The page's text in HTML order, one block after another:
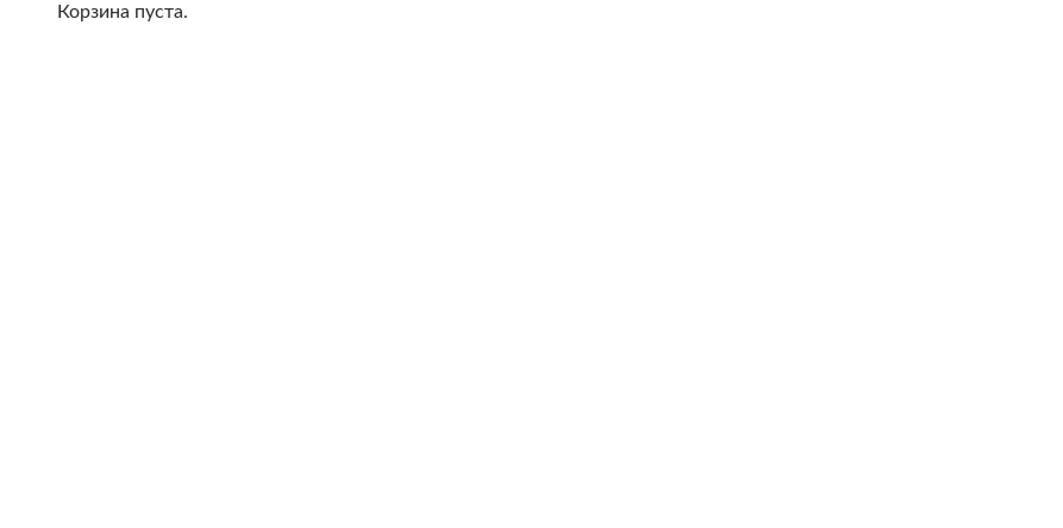
Корзина пуста.